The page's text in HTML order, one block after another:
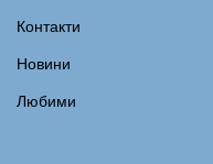
Контакти
Новини
Любими